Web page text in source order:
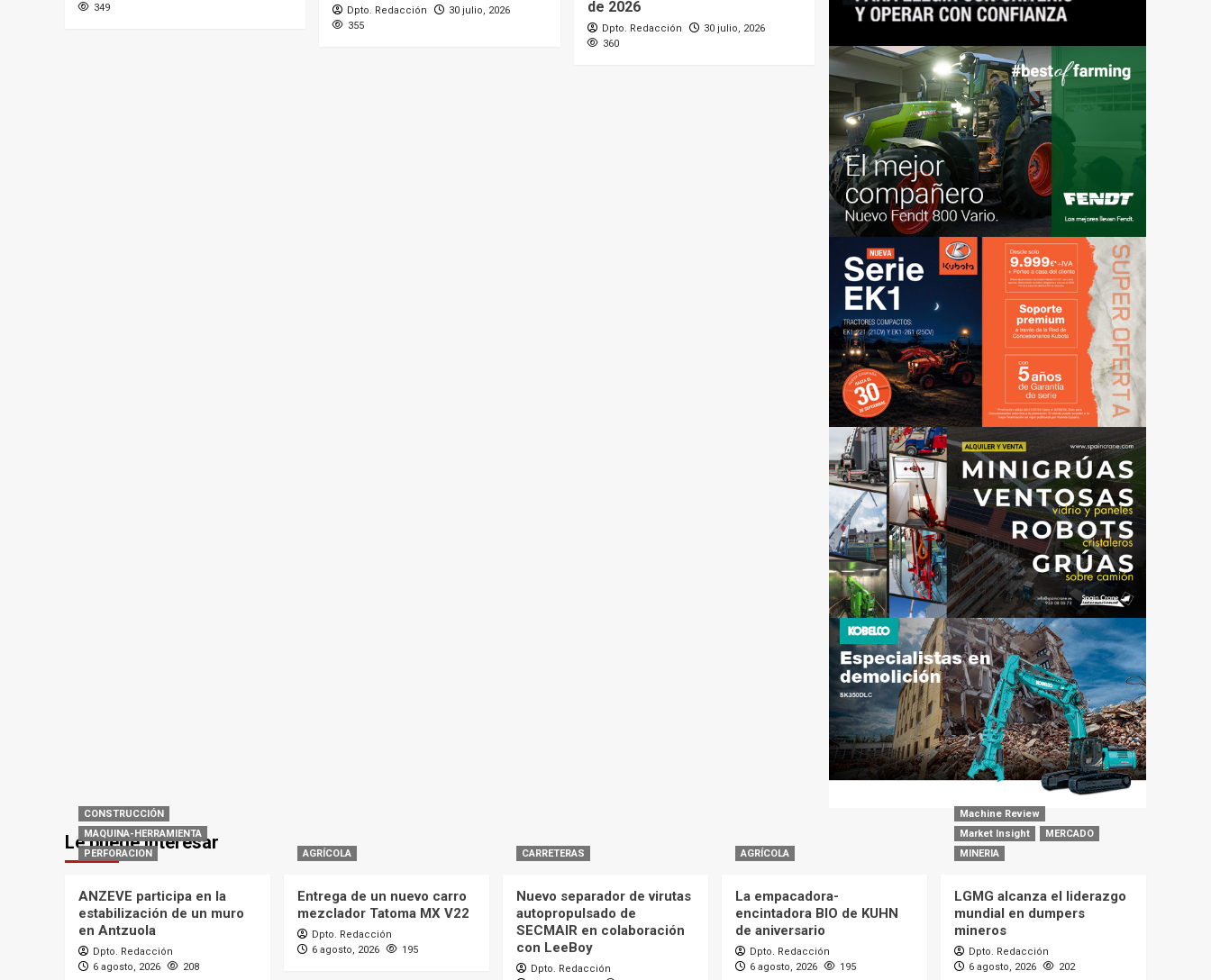
349
Dpto. Redacción
30 julio, 2026
355
de 2026
Dpto. Redacción
30 julio, 2026
360
Le puede interesar
CONSTRUCCIÓN
MAQUINA-HERRAMIENTA
PERFORACION
ANZEVE participa en la
estabilización de un muro
en Antzuola
Dpto. Redacción
6 agosto, 2026
208
AGRÍCOLA
Entrega de un nuevo carro
mezclador Tatoma MX V22
Dpto. Redacción
6 agosto, 2026
195
CARRETERAS
Nuevo separador de virutas
autopropulsado de
SECMAIR en colaboración
con LeeBoy
Dpto. Redacción
AGRÍCOLA
La empacadora-
encintadora BIO de KUHN
de aniversario
Dpto. Redacción
6 agosto, 2026
195
Machine Review
Market Insight
MERCADO
MINERIA
LGMG alcanza el liderazgo
mundial en dumpers
mineros
Dpto. Redacción
6 agosto, 2026
202